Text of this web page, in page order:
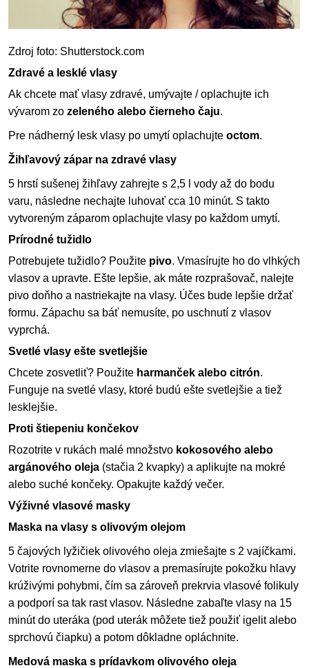
Zdroj foto: Shutterstock.com
Zdravé a lesklé vlasy
Ak chcete mať vlasy zdravé, umývajte / oplachujte ich
vývarom zo zeleného alebo čierneho čaju.
Pre nádherný lesk vlasy po umytí oplachujte octom.
Žihľavový zápar na zdravé vlasy
5 hrstí sušenej žihľavy zahrejte s 2,5 l vody až do bodu
varu, následne nechajte luhovať cca 10 minút. S takto
vytvoreným záparom oplachujte vlasy po každom umytí.
Prírodné tužidlo
Potrebujete tužidlo? Použite pivo. Vmasírujte ho do vlhkých
vlasov a upravte. Ešte lepšie, ak máte rozprašovač, nalejte
pivo doňho a nastriekajte na vlasy. Účes bude lepšie držať
formu. Zápachu sa báť nemusíte, po uschnutí z vlasov
vyprchá.
Svetlé vlasy ešte svetlejšie
Chcete zosvetliť? Použite harmanček alebo citrón.
Funguje na svetlé vlasy, ktoré budú ešte svetlejšie a tiež
lesklejšie.
Proti štiepeniu končekov
Rozotrite v rukách malé množstvo kokosového alebo
argánového oleja (stačia 2 kvapky) a aplikujte na mokré
alebo suché končeky. Opakujte každý večer.
Výživné vlasové masky
Maska na vlasy s olivovým olejom
5 čajových lyžičiek olivového oleja zmiešajte s 2 vajíčkami.
Votrite rovnomerne do vlasov a premasírujte pokožku hlavy
krúživými pohybmi, čím sa zároveň prekrvia vlasové folikuly
a podporí sa tak rast vlasov. Následne zabaľte vlasy na 15
minút do uteráka (pod uterák môžete tiež použiť igelit alebo
sprchovú čiapku) a potom dôkladne opláchnite.
Medová maska s prídavkom olivového oleja